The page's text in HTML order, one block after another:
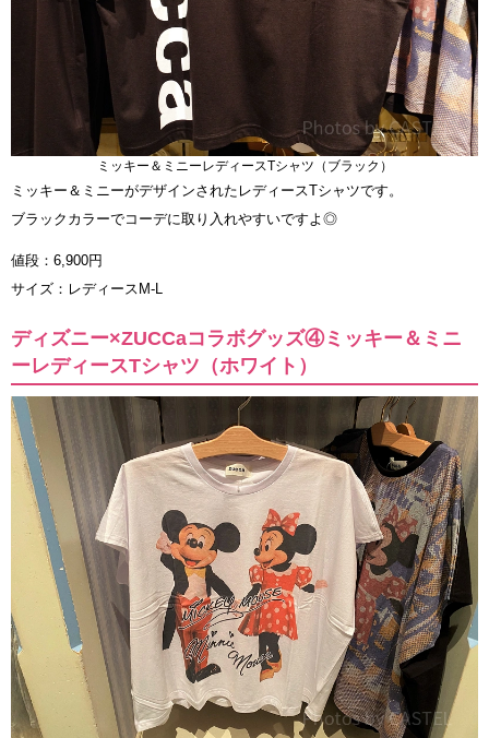
ミッキー＆ミニーレディースTシャツ（ブラック）
ミッキー＆ミニーがデザインされたレディースTシャツです。
ブラックカラーでコーデに取り入れやすいですよ◎
値段：6,900円
サイズ：レディースM-L
ディズニー×ZUCCaコラボグッズ④ミッキー＆ミニ
ーレディースTシャツ（ホワイト）